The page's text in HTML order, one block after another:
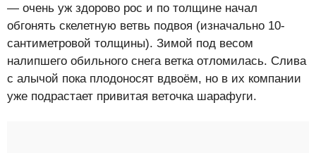
— очень уж здорово рос и по толщине начал
обгонять скелетную ветвь подвоя (изначально 10-
сантиметровой толщины). Зимой под весом
налипшего обильного снега ветка отломилась. Слива
с алычой пока плодоносят вдвоём, но в их компании
уже подрастает привитая веточка шарафуги.